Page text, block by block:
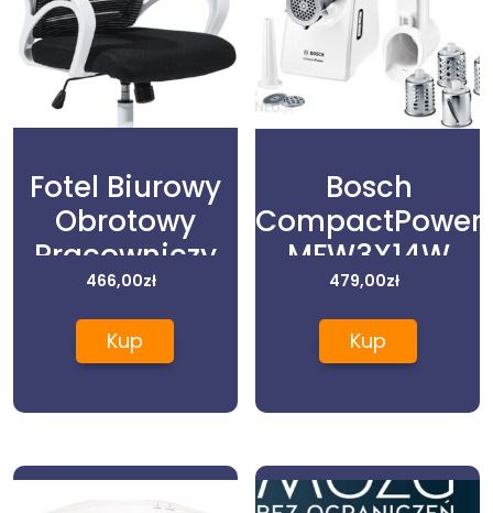
Fotel Biurowy
Obrotowy
Pracowniczy
Socket Halmar
466,00zł
Kup
Bosch
CompactPower
MFW3X14W
479,00zł
Kup